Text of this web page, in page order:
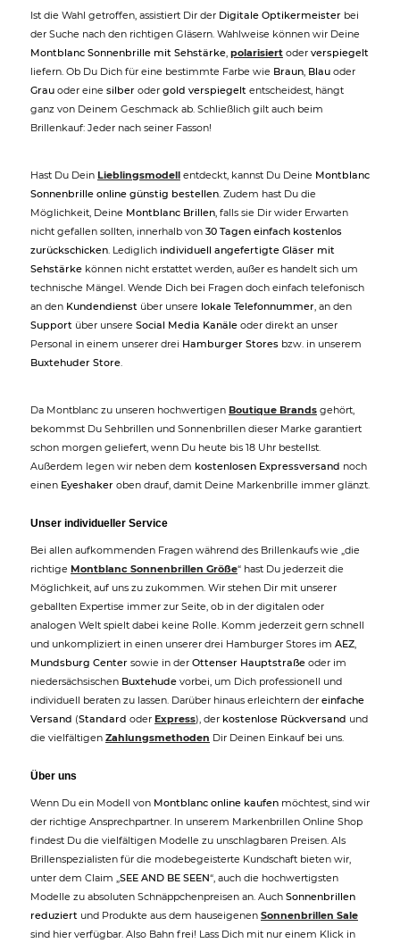
Ist die Wahl getroffen, assistiert Dir der Digitale Optikermeister bei
der Suche nach den richtigen Gläsern. Wahlweise können wir Deine
Montblanc Sonnenbrille mit Sehstärke, polarisiert oder verspiegelt
liefern. Ob Du Dich für eine bestimmte Farbe wie Braun, Blau oder
Grau oder eine silber oder gold verspiegelt entscheidest, hängt
ganz von Deinem Geschmack ab. Schließlich gilt auch beim
Brillenkauf: Jeder nach seiner Fasson!
Hast Du Dein Lieblingsmodell entdeckt, kannst Du Deine Montblanc
Sonnenbrille online günstig bestellen. Zudem hast Du die
Möglichkeit, Deine Montblanc Brillen, falls sie Dir wider Erwarten
nicht gefallen sollten, innerhalb von 30 Tagen einfach kostenlos
zurückschicken. Lediglich individuell angefertigte Gläser mit
Sehstärke können nicht erstattet werden, außer es handelt sich um
technische Mängel. Wende Dich bei Fragen doch einfach telefonisch
an den Kundendienst über unsere lokale Telefonnummer, an den
Support über unsere Social Media Kanäle oder direkt an unser
Personal in einem unserer drei Hamburger Stores bzw. in unserem
Buxtehuder Store.
Da Montblanc zu unseren hochwertigen Boutique Brands gehört,
bekommst Du Sehbrillen und Sonnenbrillen dieser Marke garantiert
schon morgen geliefert, wenn Du heute bis 18 Uhr bestellst.
Außerdem legen wir neben dem kostenlosen Expressversand noch
einen Eyeshaker oben drauf, damit Deine Markenbrille immer glänzt.
Unser individueller Service
Bei allen aufkommenden Fragen während des Brillenkaufs wie „die
richtige Montblanc Sonnenbrillen Größe“ hast Du jederzeit die
Möglichkeit, auf uns zu zukommen. Wir stehen Dir mit unserer
geballten Expertise immer zur Seite, ob in der digitalen oder
analogen Welt spielt dabei keine Rolle. Komm jederzeit gern schnell
und unkompliziert in einen unserer drei Hamburger Stores im AEZ,
Mundsburg Center sowie in der Ottenser Hauptstraße oder im
niedersächsischen Buxtehude vorbei, um Dich professionell und
individuell beraten zu lassen. Darüber hinaus erleichtern der einfache
Versand (Standard oder Express), der kostenlose Rückversand und
die vielfältigen Zahlungsmethoden Dir Deinen Einkauf bei uns.
Über uns
Wenn Du ein Modell von Montblanc online kaufen möchtest, sind wir
der richtige Ansprechpartner. In unserem Markenbrillen Online Shop
findest Du die vielfältigen Modelle zu unschlagbaren Preisen. Als
Brillenspezialisten für die modebegeisterte Kundschaft bieten wir,
unter dem Claim „SEE AND BE SEEN“, auch die hochwertigsten
Modelle zu absoluten Schnäppchenpreisen an. Auch Sonnenbrillen
reduziert und Produkte aus dem hauseigenen Sonnenbrillen Sale
sind hier verfügbar. Also Bahn frei! Lass Dich mit nur einem Klick in